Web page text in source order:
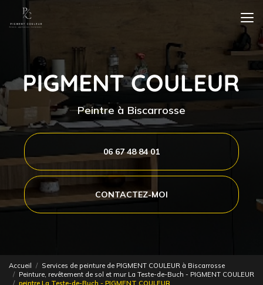
contenu
Peintre à Biscarrosse
06 67 48 84 01
CONTACTEZ-MOI
Accueil
Services de peinture de PIGMENT COULEUR à Biscarrosse
Peinture, revêtement de sol et mur La Teste-de-Buch - PIGMENT COULEUR
peintre La Teste-de-Buch - PIGMENT COULEUR